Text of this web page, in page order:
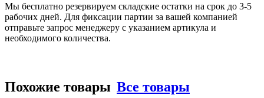
Мы бесплатно резервируем складские остатки на срок до 3-5
рабочих дней. Для фиксации партии за вашей компанией
отправьте запрос менеджеру с указанием артикула и
необходимого количества.
Похожие товары Все товары